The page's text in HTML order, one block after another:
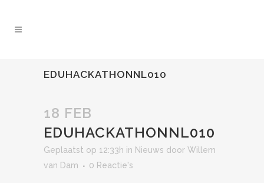
EDUHACKATHONNL010
18 FEB
EDUHACKATHONNL010
Geplaatst op 12:33h in Nieuws door Willem
van Dam
0 Reactie's